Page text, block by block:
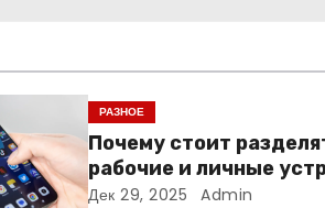
РАЗНОЕ
Почему стоит
рабочие и личные
— и чем опасно всё
Дек 29, 2025 Admin